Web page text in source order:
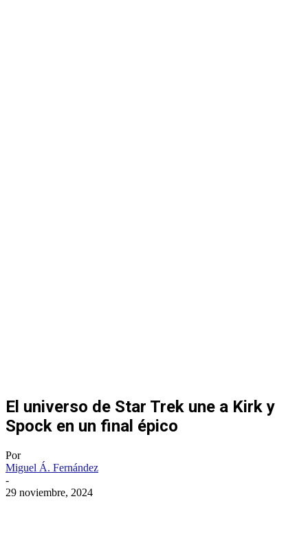
El universo de Star Trek une a Kirk y
Spock en un final épico
Por
Miguel Á. Fernández
-
29 noviembre, 2024